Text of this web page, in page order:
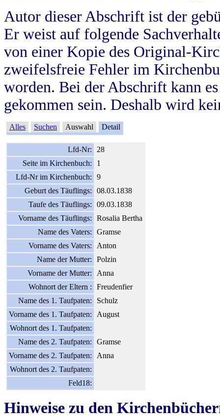
Autor dieser Abschrift ist der
Er weist auf folgende
von einer Kopie des Original-
zweifelsfreie Fehler im
worden. Bei der Abschrift kann
gekommen sein. Deshalb wird
Alles Suchen Auswahl Detail
Lfd-Nr:
28
Seite im Kirchenbuch:
1
Lfd-Nr im Kirchenbuch:
9
Geburt des Täuflings:
08.03.1838
Taufe des Täuflings:
09.03.1838
Vorname des Täuflings:
Rosalia Bertha
Name des Vaters:
Gramse
Vorname des Vaters:
Anton
Name der Mutter:
Polzin
Vorname der Mutter:
Anna
Wohnort der Eltern :
Freudenfier
Name des 1. Taufpaten:
Schulz
Vorname des 1. Taufpaten:
August
Wohnort des 1. Taufpaten:
Name des 2. Taufpaten:
Gramse
Vorname des 2. Taufpaten:
Anna
Wohnort des 2. Taufpaten:
Feld18:
Hinweise zu den